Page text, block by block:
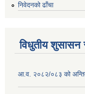
निवेदनको ढाँचा
विधुतीय शुसासन
आ.व. २०८२/०८३ को अन्तिम